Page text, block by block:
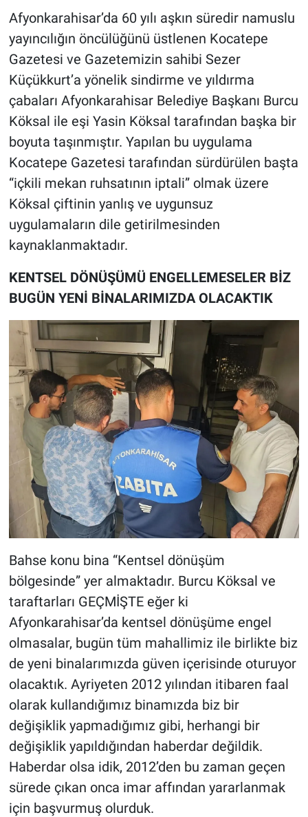
Afyonkarahisar’da 60 yılı aşkın süredir namuslu
yayıncılığın öncülüğünü üstlenen Kocatepe
Gazetesi ve Gazetemizin sahibi Sezer
Küçükkurt’a yönelik sindirme ve yıldırma
çabaları Afyonkarahisar Belediye Başkanı Burcu
Köksal ile eşi Yasin Köksal tarafından başka bir
boyuta taşınmıştır. Yapılan bu uygulama
Kocatepe Gazetesi tarafından sürdürülen başta
“içkili mekan ruhsatının iptali” olmak üzere
Köksal çiftinin yanlış ve uygunsuz
uygulamaların dile getirilmesinden
kaynaklanmaktadır.
KENTSEL DÖNÜŞÜMÜ ENGELLEMESELER BİZ
BUGÜN YENİ BİNALARIMIZDA OLACAKTIK
Bahse konu bina “Kentsel dönüşüm
bölgesinde” yer almaktadır. Burcu Köksal ve
taraftarları GEÇMİŞTE eğer ki
Afyonkarahisar’da kentsel dönüşüme engel
olmasalar, bugün tüm mahallimiz ile birlikte biz
de yeni binalarımızda güven içerisinde oturuyor
olacaktık. Ayriyeten 2012 yılından itibaren faal
olarak kullandığımız binamızda biz bir
değişiklik yapmadığımız gibi, herhangi bir
değişiklik yapıldığından haberdar değildik.
Haberdar olsa idik, 2012’den bu zaman geçen
sürede çıkan onca imar affından yararlanmak
için başvurmuş olurduk.